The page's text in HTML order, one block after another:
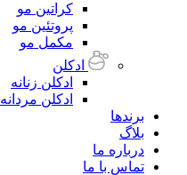
کراتین مو
پروتئین مو
مکمل مو
ادکلن
ادکلن زنانه
ادکلن مردانه
برندها
بلاگ
درباره ما
تماس با ما